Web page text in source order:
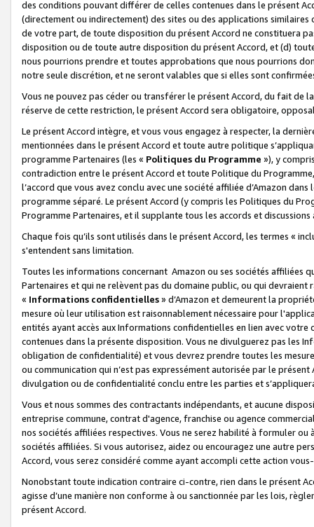
des conditions pouvant différer de celles contenues dans le présent
(directement ou indirectement) des sites ou des applications
de votre part, de toute disposition du présent Accord ne constituera
disposition ou de toute autre disposition du présent Accord, et (d)
nous pourrions prendre et toutes approbations que nous pourrions
notre seule discrétion, et ne seront valables que si elles sont
Vous ne pouvez pas céder ou transférer le présent Accord, du fait de
réserve de cette restriction, le présent Accord sera obligatoire,
Le présent Accord intègre, et vous vous engagez à respecter, la
mentionnées dans le présent Accord et toute autre politique
programme Partenaires (les « Politiques du Programme »), y
contradiction entre le présent Accord et toute Politique du
l’accord que vous avez conclu avec une société affiliée d’Amazon
programme séparé. Le présent Accord (y compris les Politiques du
Programme Partenaires, et il supplante tous les accords et discussions
Chaque fois qu’ils sont utilisés dans le présent Accord, les termes «
s'entendent sans limitation.
Toutes les informations concernant Amazon ou ses sociétés affiliées
Partenaires et qui ne relèvent pas du domaine public, ou qui
« Informations confidentielles» d’Amazon et demeurent la
mesure où leur utilisation est raisonnablement nécessaire pour
entités ayant accès aux Informations confidentielles en lien avec
contenues dans la présente disposition. Vous ne divulguerez pas les
obligation de confidentialité) et vous devrez prendre toutes les
ou communication qui n’est pas expressément autorisée par le
divulgation ou de confidentialité conclu entre les parties et
Vous et nous sommes des contractants indépendants, et aucune
entreprise commune, contrat d'agence, franchise ou agence
nos sociétés affiliées respectives. Vous ne serez habilité à formuler
sociétés affiliées. Si vous autorisez, aidez ou encouragez une autre
Accord, vous serez considéré comme ayant accompli cette action
Nonobstant toute indication contraire ci-contre, rien dans le présent
agisse d’une manière non conforme à ou sanctionnée par les lois,
présent Accord.